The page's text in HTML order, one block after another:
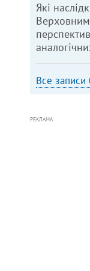
Які
Все записи
РЕКЛАМА